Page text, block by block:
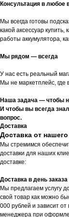
Консультация в любое
Мы всегда готовы
какой аксессуар купить,
работы аккумулятора,
Мы рядом — всегда
У нас есть реальный
Мы не маркетплейс,
Наша задача — чтобы
И чтобы вы всегда
вопрос.
Доставка
Доставка от
Мы стремимся
доставки для наших
доставке:
Доставка в день заказа
Мы предлагаем услугу
свой товар как можно
000 рублей и зависит
менеджера при